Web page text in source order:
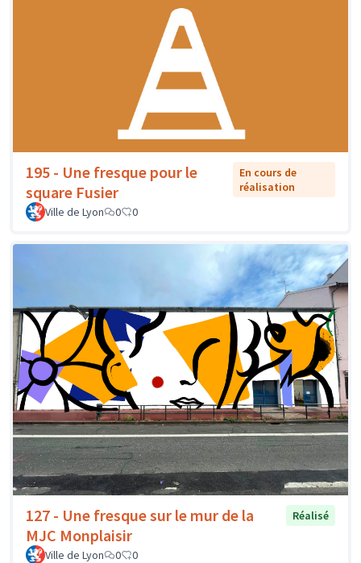
195 - Une fresque pour le
square Fusier
En cours de
réalisation
Ville de Lyon
0 0
127 - Une fresque sur le mur de la
MJC Monplaisir
Réalisé
Ville de Lyon 0 0